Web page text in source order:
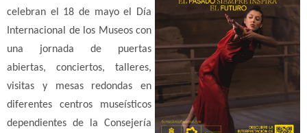
celebran el 18 de mayo el Día
Internacional de los Museos con
una jornada de puertas
abiertas, conciertos, talleres,
visitas y mesas redondas en
diferentes centros museísticos
dependientes de la Consejería